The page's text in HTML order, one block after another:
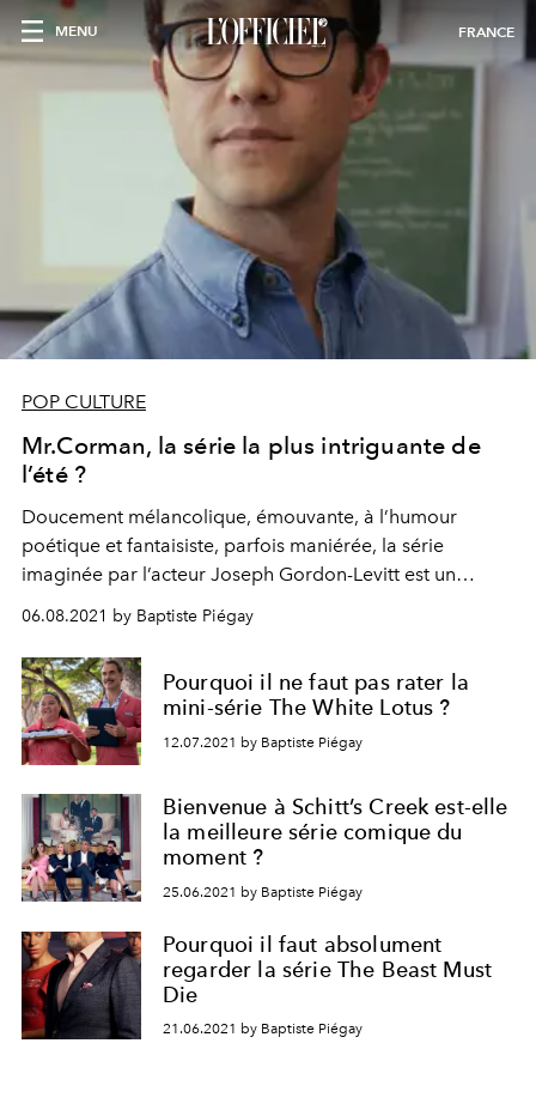
MENU FRANCE
POP CULTURE
Mr.Corman, la série la plus intriguante de
l’été ?
Doucement mélancolique, émouvante, à l’humour
poétique et fantaisiste, parfois maniérée, la série
imaginée par l’acteur Joseph Gordon-Levitt est un
ravissement bancal.
06.08.2021 by Baptiste Piégay
Pourquoi il ne faut pas rater la
mini-série The White Lotus ?
12.07.2021 by Baptiste Piégay
Bienvenue à Schitt’s Creek est-elle
la meilleure série comique du
moment ?
25.06.2021 by Baptiste Piégay
Pourquoi il faut absolument
regarder la série The Beast Must
Die
21.06.2021 by Baptiste Piégay